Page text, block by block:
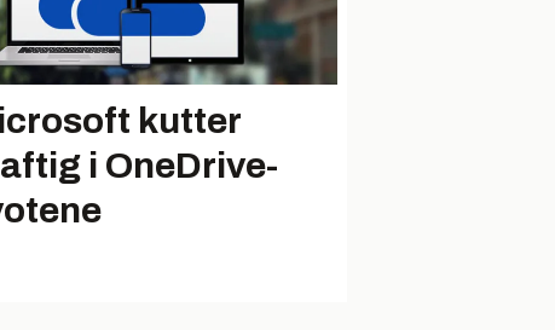
kutter
i OneDrive-